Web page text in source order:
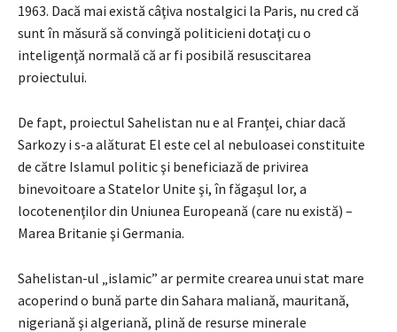
1963. Dacă mai există câţiva nostalgici la Paris, nu cred că
sunt în măsură să convingă politicieni dotaţi cu o
inteligenţă normală că ar fi posibilă resuscitarea
proiectului.
De fapt, proiectul Sahelistan nu e al Franţei, chiar dacă
Sarkozy i s-a alăturat El este cel al nebuloasei constituite
de către Islamul politic şi beneficiază de privirea
binevoitoare a Statelor Unite şi, în făgaşul lor, a
locotenenţilor din Uniunea Europeană (care nu există) –
Marea Britanie şi Germania.
Sahelistan-ul „islamic” ar permite crearea unui stat mare
acoperind o bună parte din Sahara maliană, mauritană,
nigeriană şi algeriană, plină de resurse minerale